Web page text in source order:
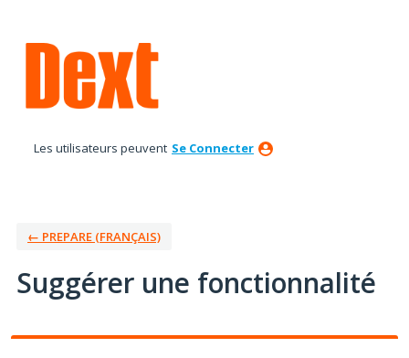
au
contenu
Les utilisateurs peuvent Se Connecter
← PREPARE (FRANÇAIS)
Suggérer une fonctionnalité